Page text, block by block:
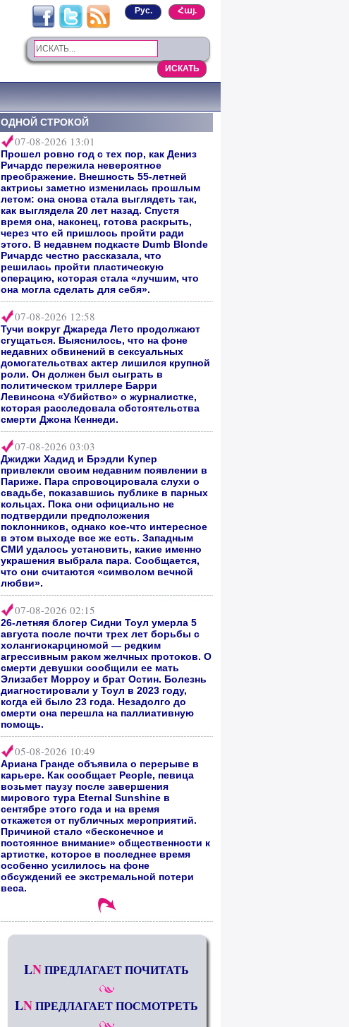
Հայ.
Рус.
ОДНОЙ СТРОКОЙ
07-08-2026 13:01
Прошел ровно год с тех пор, как Дениз
Ричардс пережила невероятное
преображение. Внешность 55-летней
актрисы заметно изменилась прошлым
летом: она снова стала выглядеть так,
как выглядела 20 лет назад. Спустя
время она, наконец, готова раскрыть,
через что ей пришлось пройти ради
этого. В недавнем подкасте Dumb Blonde
Ричардс честно рассказала, что
решилась пройти пластическую
операцию, которая стала «лучшим, что
она могла сделать для себя».
07-08-2026 12:58
Тучи вокруг Джареда Лето продолжают
сгущаться. Выяснилось, что на фоне
недавних обвинений в сексуальных
домогательствах актер лишился крупной
роли. Он должен был сыграть в
политическом триллере Барри
Левинсона «Убийство» о журналистке,
которая расследовала обстоятельства
смерти Джона Кеннеди.
07-08-2026 03:03
Джиджи Хадид и Брэдли Купер
привлекли своим недавним появлении в
Париже. Пара спровоцировала слухи о
свадьбе, показавшись публике в парных
кольцах. Пока они официально не
подтвердили предположения
поклонников, однако кое-что интересное
в этом выходе все же есть. Западным
СМИ удалось установить, какие именно
украшения выбрала пара. Сообщается,
что они считаются «символом вечной
любви».
07-08-2026 02:15
26-летняя блогер Сидни Тоул умерла 5
августа после почти трех лет борьбы с
холангиокарциномой — редким
агрессивным раком желчных протоков. О
смерти девушки сообщили ее мать
Элизабет Морроу и брат Остин. Болезнь
диагностировали у Тоул в 2023 году,
когда ей было 23 года. Незадолго до
смерти она перешла на паллиативную
помощь.
05-08-2026 10:49
Ариана Гранде объявила о перерыве в
карьере. Как сообщает People, певица
возьмет паузу после завершения
мирового тура Eternal Sunshine в
сентябре этого года и на время
откажется от публичных мероприятий.
Причиной стало «бесконечное и
постоянное внимание» общественности к
артистке, которое в последнее время
особенно усилилось на фоне
обсуждений ее экстремальной потери
веса.
LNПРЕДЛАГАЕТ ПОЧИТАТЬ
LNПРЕДЛАГАЕТ ПОСМОТРЕТЬ